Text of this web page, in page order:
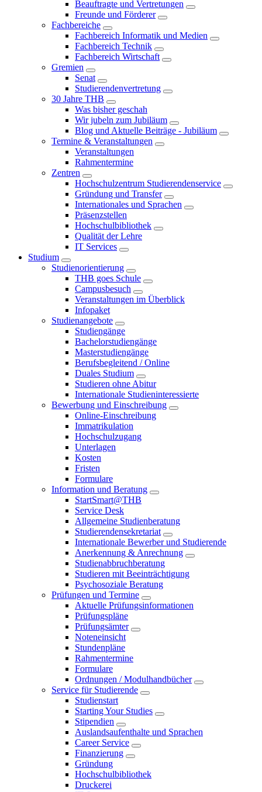
Beauftragte und Vertretungen
Freunde und Förderer
Fachbereiche
Fachbereich Informatik und Medien
Fachbereich Technik
Fachbereich Wirtschaft
Gremien
Senat
Studierendenvertretung
30 Jahre THB
Was bisher geschah
Wir jubeln zum Jubiläum
Blog und Aktuelle Beiträge - Jubiläum
Termine & Veranstaltungen
Veranstaltungen
Rahmentermine
Zentren
Hochschulzentrum Studierendenservice
Gründung und Transfer
Internationales und Sprachen
Präsenzstellen
Hochschulbibliothek
Qualität der Lehre
IT Services
Studium
Studienorientierung
THB goes Schule
Campusbesuch
Veranstaltungen im Überblick
Infopaket
Studienangebote
Studiengänge
Bachelorstudiengänge
Masterstudiengänge
Berufsbegleitend / Online
Duales Studium
Studieren ohne Abitur
Internationale Studieninteressierte
Bewerbung und Einschreibung
Online-Einschreibung
Immatrikulation
Hochschulzugang
Unterlagen
Kosten
Fristen
Formulare
Information und Beratung
StartSmart@THB
Service Desk
Allgemeine Studienberatung
Studierendensekretariat
Internationale Bewerber und Studierende
Anerkennung & Anrechnung
Studienabbruchberatung
Studieren mit Beeinträchtigung
Psychosoziale Beratung
Prüfungen und Termine
Aktuelle Prüfungsinformationen
Prüfungspläne
Prüfungsämter
Noteneinsicht
Stundenpläne
Rahmentermine
Formulare
Ordnungen / Modulhandbücher
Service für Studierende
Studienstart
Starting Your Studies
Stipendien
Auslandsaufenthalte und Sprachen
Career Service
Finanzierung
Gründung
Hochschulbibliothek
Druckerei